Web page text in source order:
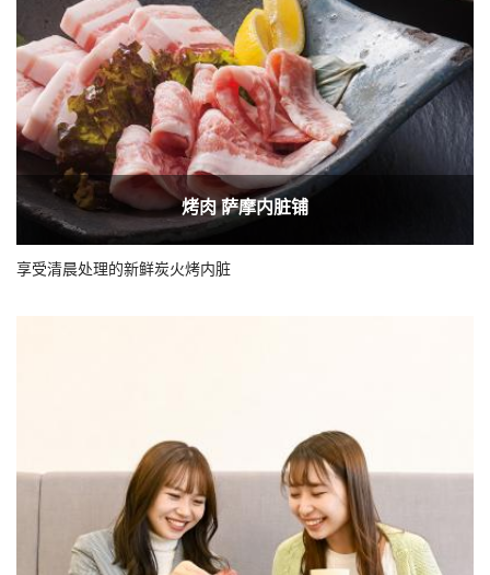
烤肉 萨摩内脏铺
享受清晨处理的新鲜炭火烤内脏